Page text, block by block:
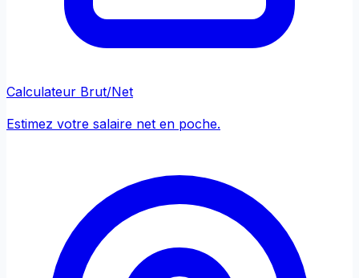
Calculateur Brut/Net
Estimez votre salaire net en poche.